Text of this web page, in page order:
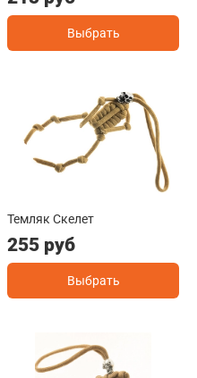
Выбрать
Темляк Скелет
255 руб
Выбрать